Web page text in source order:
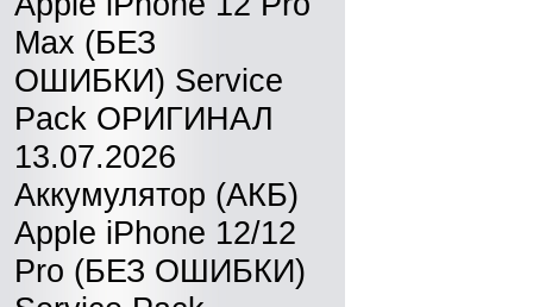
Max (БЕЗ
ОШИБКИ) Service
Pack ОРИГИНАЛ
13.07.2026
Аккумулятор (АКБ)
Apple iPhone 12/12
Pro (БЕЗ ОШИБКИ)